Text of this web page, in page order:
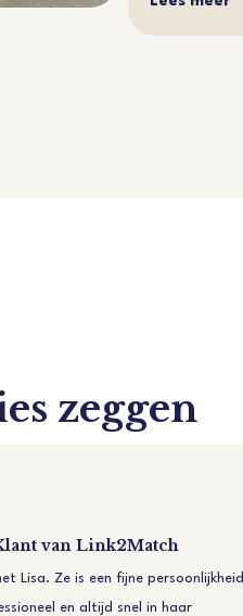
zeggen
van Link2Match
Lisa. Ze is een fijne persoonlijkheid
en altijd snel in haar